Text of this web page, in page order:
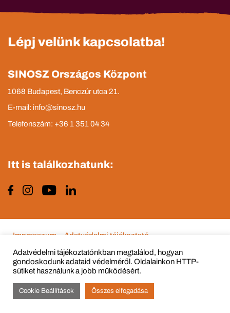
Lépj velünk kapcsolatba!
SINOSZ Országos Központ
1068 Budapest, Benczúr utca 21.
E-mail: info@sinosz.hu
Telefonszám: +36 1 351 04 34
Itt is találkozhatunk:
© Copyright 2015 - 2022 All Rights Reserved
Impresszum Adatvédelmi tájékoztató
Adatvédelmi tájékoztatónkban megtalálod, hogyan
gondoskodunk adataid védelméről. Oldalainkon HTTP-
sütiket használunk a jobb működésért.
Cookie Beállítások Összes elfogadása